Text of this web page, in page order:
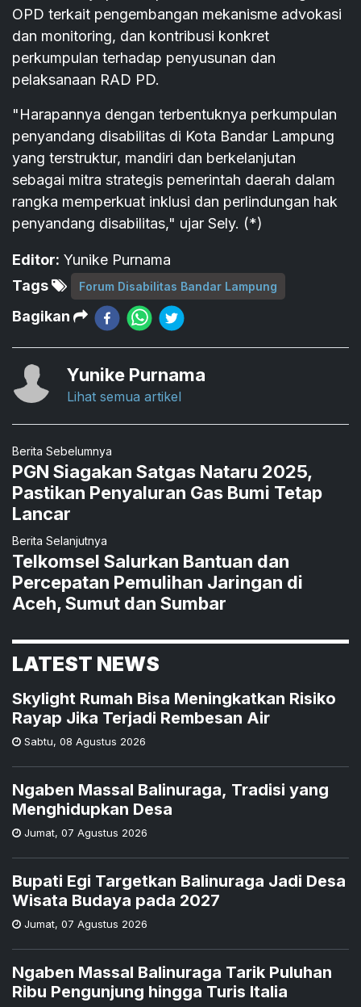
OPD terkait pengembangan mekanisme advokasi
dan monitoring, dan kontribusi konkret
perkumpulan terhadap penyusunan dan
pelaksanaan RAD PD.
"Harapannya dengan terbentuknya perkumpulan
penyandang disabilitas di Kota Bandar Lampung
yang terstruktur, mandiri dan berkelanjutan
sebagai mitra strategis pemerintah daerah dalam
rangka memperkuat inklusi dan perlindungan hak
penyandang disabilitas," ujar Sely. (*)
Editor: Yunike Purnama
Tags
Forum Disabilitas Bandar Lampung
Bagikan
Yunike Purnama
Lihat semua artikel
Berita Sebelumnya
PGN Siagakan Satgas Nataru 2025,
Pastikan Penyaluran Gas Bumi Tetap
Lancar
Berita Selanjutnya
Telkomsel Salurkan Bantuan dan
Percepatan Pemulihan Jaringan di
Aceh, Sumut dan Sumbar
LATEST NEWS
Skylight Rumah Bisa Meningkatkan Risiko
Rayap Jika Terjadi Rembesan Air
Sabtu, 08 Agustus 2026
Ngaben Massal Balinuraga, Tradisi yang
Menghidupkan Desa
Jumat, 07 Agustus 2026
Bupati Egi Targetkan Balinuraga Jadi Desa
Wisata Budaya pada 2027
Jumat, 07 Agustus 2026
Ngaben Massal Balinuraga Tarik Puluhan
Ribu Pengunjung hingga Turis Italia